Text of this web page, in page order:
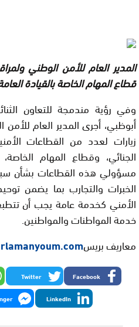
المدير العام للأمن الوطني
قطاع المهام الخاصة بالقيادة
وفي رؤية مندمجة للتعاون
أبوظبي، أجرى المدير العام
زيارات لعدد من القطاعات
الجنائي، وقطاع المهام
مسؤولي هذه القطاعات بشأن سبل
الخبرات والتجارب بما يضمن
الأمني كخدمة عامة يجب أن
خدمة المواطنات والمواطنين.
معاريف بريس
Facebook
Twitter
LinkedIn